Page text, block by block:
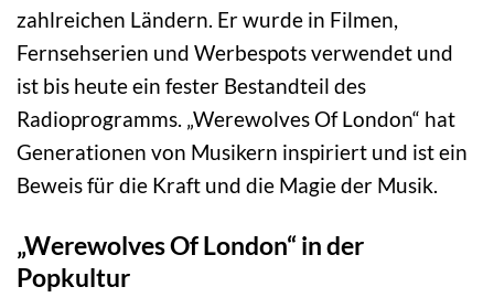
zahlreichen Ländern. Er wurde in Filmen,
Fernsehserien und Werbespots verwendet und
ist bis heute ein fester Bestandteil des
Radioprogramms. „Werewolves Of London“ hat
Generationen von Musikern inspiriert und ist ein
Beweis für die Kraft und die Magie der Musik.
„Werewolves Of London“ in der
Popkultur